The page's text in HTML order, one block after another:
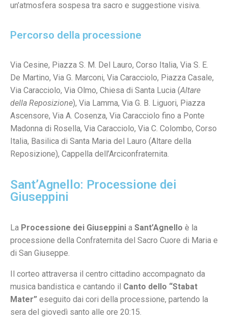
un’atmosfera sospesa tra sacro e suggestione visiva.
Percorso della processione
Via Cesine, Piazza S. M. Del Lauro, Corso Italia, Via S. E.
De Martino, Via G. Marconi, Via Caracciolo, Piazza Casale,
Via Caracciolo, Via Olmo, Chiesa di Santa Lucia (Altare
della Reposizione), Via Lamma, Via G. B. Liguori, Piazza
Ascensore, Via A. Cosenza, Via Caracciolo fino a Ponte
Madonna di Rosella, Via Caracciolo, Via C. Colombo, Corso
Italia, Basilica di Santa Maria del Lauro (Altare della
Reposizione), Cappella dell’Arciconfraternita.
Sant’Agnello: Processione dei
Giuseppini
La Processione dei Giuseppini a Sant’Agnello è la
processione della Confraternita del Sacro Cuore di Maria e
di San Giuseppe.
Il corteo attraversa il centro cittadino accompagnato da
musica bandistica e cantando il Canto dello “Stabat
Mater” eseguito dai cori della processione, partendo la
sera del giovedì santo alle ore 20:15.